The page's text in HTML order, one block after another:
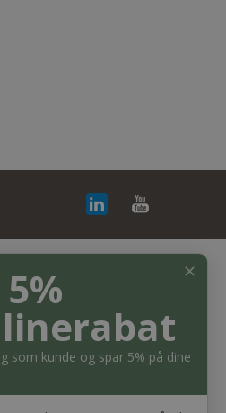
DK-3650 Ølstykke
nielsen.dk
✕
som kunde og spar 5% på dine